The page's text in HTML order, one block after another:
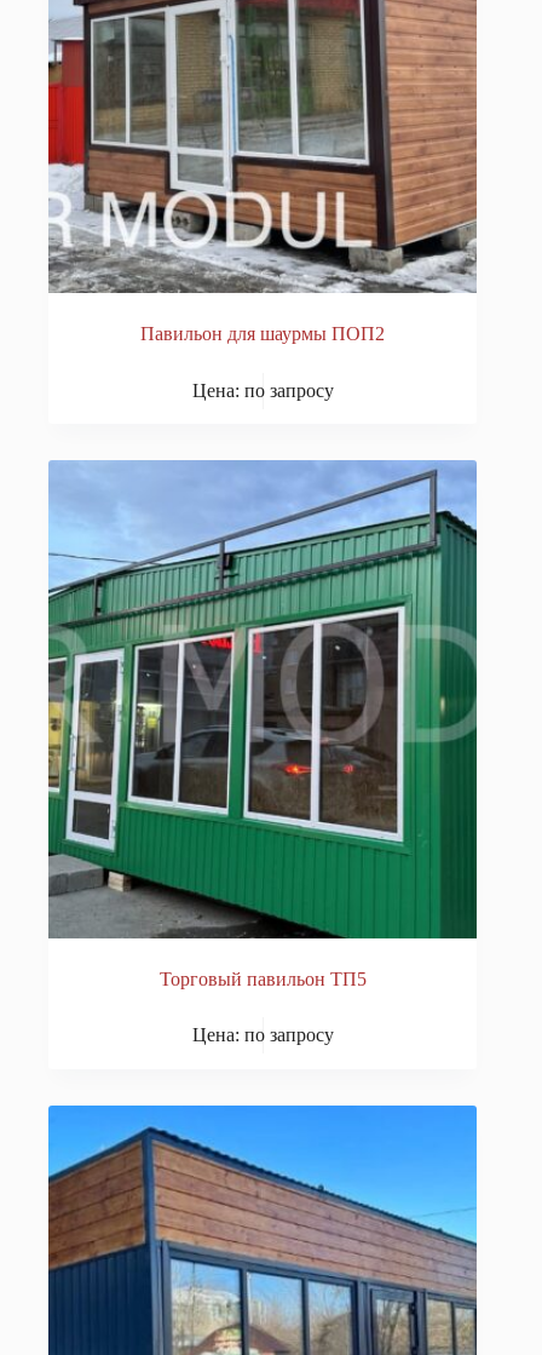
Павильон для шаурмы ПОП2
Цена: по запросу
Торговый павильон ТП5
Цена: по запросу